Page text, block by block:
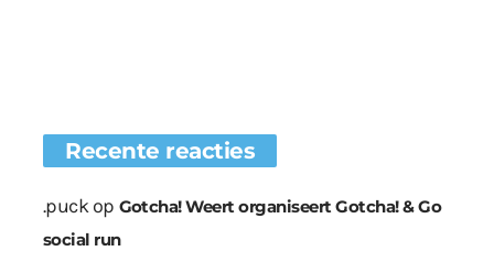
Recente reacties
.puckop Gotcha! Weert organiseert Gotcha! & Go
social run